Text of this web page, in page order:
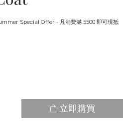
Special Offer - 凡消費滿 5500 即可現抵
立即購買